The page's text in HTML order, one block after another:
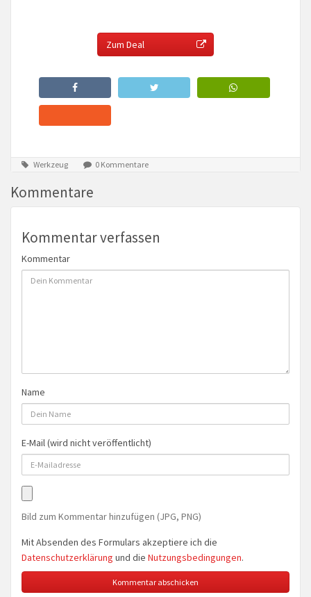
Zum Deal
Werkzeug 0 Kommentare
Kommentare
Kommentar verfassen
Kommentar
Name
E-Mail (wird nicht veröffentlicht)
Bild zum Kommentar hinzufügen (JPG, PNG)
Mit Absenden des Formulars akzeptiere ich die
Datenschutzerklärung und die Nutzungsbedingungen.